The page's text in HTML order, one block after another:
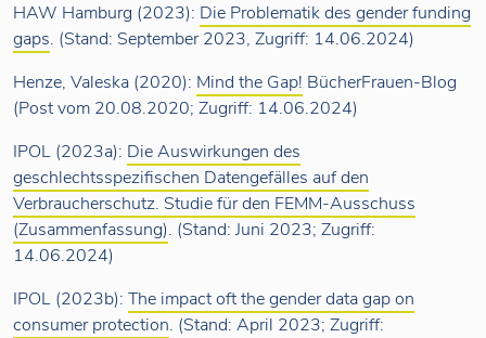
HAW Hamburg (2023): Die Problematik des gender funding
gaps. (Stand: September 2023, Zugriff: 14.06.2024)
Henze, Valeska (2020): Mind the Gap! BücherFrauen-Blog
(Post vom 20.08.2020; Zugriff: 14.06.2024)
IPOL (2023a): Die Auswirkungen des
geschlechtsspezifischen Datengefälles auf den
Verbraucherschutz. Studie für den FEMM-Ausschuss
(Zusammenfassung). (Stand: Juni 2023; Zugriff:
14.06.2024)
IPOL (2023b): The impact oft the gender data gap on
consumer protection. (Stand: April 2023; Zugriff: